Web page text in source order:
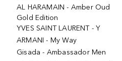
AL HARAMAIN - Amber Oud
Gold Edition
YVES SAINT LAURENT - Y
ARMANI - My Way
Gisada - Ambassador Men